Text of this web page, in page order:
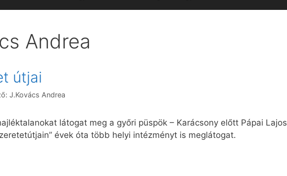
Andrea
útjai
J.Kovács Andrea
látogat meg a győri püspök – Karácsony előtt Pápai Lajos
évek óta több helyi intézményt is meglátogat.